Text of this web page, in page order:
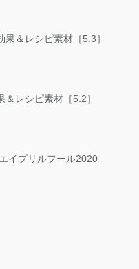
＆レシピ素材［5.3］
レシピ素材［5.2］
イプリルフール2020